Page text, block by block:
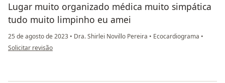
Lugar muito organizado médica muito simpática
tudo muito limpinho eu amei
25 de agosto de 2023 • Dra. Shirlei Novillo Pereira • Ecocardiograma •
na opinião do utilizador Regina
Solicitar revisão